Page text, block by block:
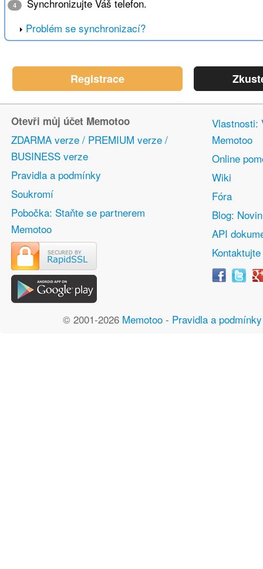
4
Synchronizujte Váš telefon.
Problém se synchronizací?
Registrace
Otevři můj účet Memotoo
ZDARMA verze / PREMIUM verze /
BUSINESS verze
Pravidla a podmínky
Soukromí
Pobočka: Staňte se partnerem
Memotoo
Vlastnosti:
Memotoo
Online
Wiki
Fóra
Blog:
API
© 2001-2026 Memotoo- Pravidla a podmínky